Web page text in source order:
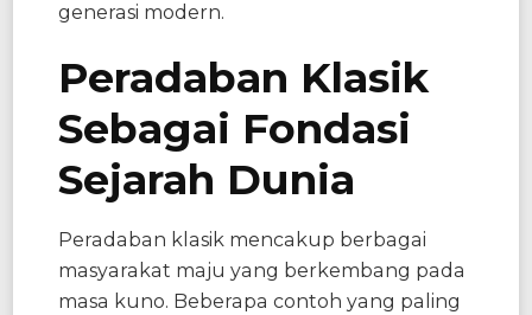
generasi modern.
Peradaban Klasik
Sebagai Fondasi
Sejarah Dunia
Peradaban klasik mencakup berbagai
masyarakat maju yang berkembang pada
masa kuno. Beberapa contoh yang paling